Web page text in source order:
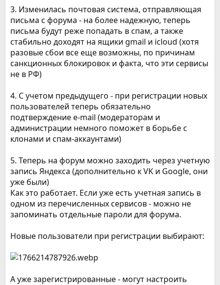
3. Изменилась почтовая система, отправляющая
письма с форума - на более надежную, теперь
письма будут реже попадать в спам, а также
стабильно доходят на ящики gmail и icloud (хотя
разовые сбои все еще возможны, по причинам
санкционных блокировок и факта, что эти сервисы
не в РФ)
4. С учетом предыдущего - при регистрации новых
пользователей теперь обязательно
подтверждение e-mail (модераторам и
администрации немного поможет в борьбе с
клонами и спам-аккаунтами)
5. Теперь на форум можно заходить через учетную
запись Яндекса (дополнительно к VK и Google, они
уже были)
Как это работает. Если уже есть учетная запись в
одном из перечисленных сервисов - можно не
запоминать отдельные пароли для форума.
Новые пользователи при регистрации выбирают:
А уже зарегистрированные - могут настроить